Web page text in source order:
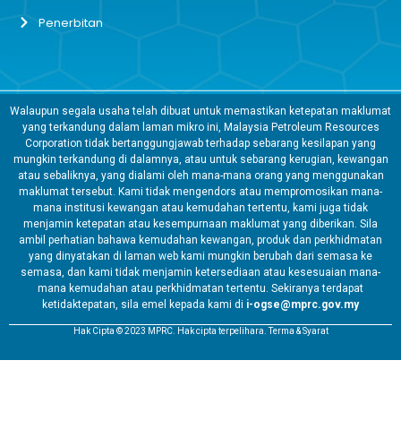
Penerbitan
Walaupun segala usaha telah dibuat untuk memastikan ketepatan maklumat
yang terkandung dalam laman mikro ini, Malaysia Petroleum Resources
Corporation tidak bertanggungjawab terhadap sebarang kesilapan yang
mungkin terkandung di dalamnya, atau untuk sebarang kerugian, kewangan
atau sebaliknya, yang dialami oleh mana-mana orang yang menggunakan
maklumat tersebut. Kami tidak mengendors atau mempromosikan mana-
mana institusi kewangan atau kemudahan tertentu, kami juga tidak
menjamin ketepatan atau kesempurnaan maklumat yang diberikan. Sila
ambil perhatian bahawa kemudahan kewangan, produk dan perkhidmatan
yang dinyatakan di laman web kami mungkin berubah dari semasa ke
semasa, dan kami tidak menjamin ketersediaan atau kesesuaian mana-
mana kemudahan atau perkhidmatan tertentu. Sekiranya terdapat
ketidaktepatan, sila emel kepada kami di i-ogse@mprc.gov.my
Hak Cipta © 2023 MPRC. Hak cipta terpelihara. Terma & Syarat